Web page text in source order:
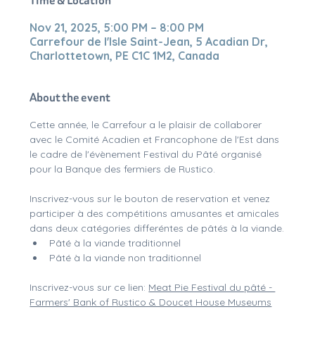
Nov 21, 2025, 5:00 PM – 8:00 PM
Carrefour de l'Isle Saint-Jean, 5 Acadian Dr,
Charlottetown, PE C1C 1M2, Canada
About the event
Cette année, le Carrefour a le plaisir de collaborer
avec le Comité Acadien et Francophone de l'Est dans
le cadre de l'évènement Festival du Pâté organisé
pour la Banque des fermiers de Rustico.
Inscrivez-vous sur le bouton de reservation et venez
participer à des compétitions amusantes et amicales
dans deux catégories differéntes de pâtés à la viande.
Pâté à la viande traditionnel
Pâté à la viande non traditionnel
Inscrivez-vous sur ce lien: Meat Pie Festival du pâté -
Farmers' Bank of Rustico & Doucet House Museums